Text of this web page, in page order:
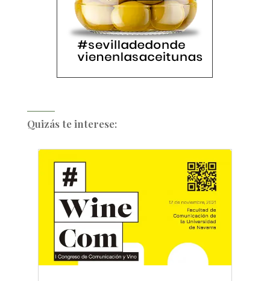
Quizás te interese: